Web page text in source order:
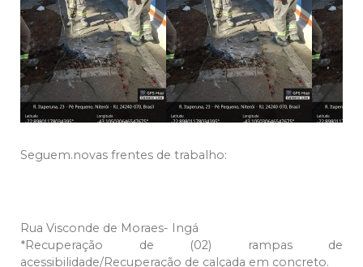
Seguem.novas frentes de trabalho:
Rua Visconde de Moraes- Ingá
*Recuperação de (02) rampas de
acessibilidade/Recuperação de calçada em concreto.